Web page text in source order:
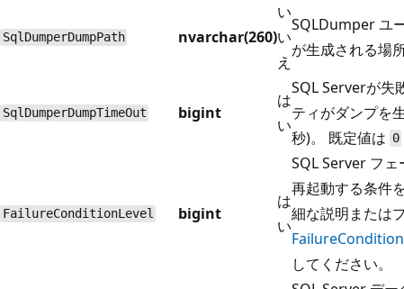
SqlDumperDumpPath nvarchar(260)
い
い
え
SQLDumper ユ
が生成される場所
SqlDumperDumpTimeOut bigint
は
い
SQL Serverが失
ティがダンプを
秒)。 既定値は 0
FailureConditionLevel bigint
は
い
SQL Server フ
再起動する条件
細な説明または
してください。